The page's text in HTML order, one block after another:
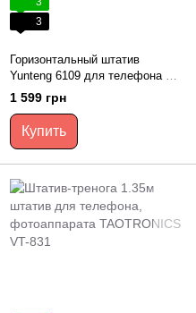
3
Горизонтальный штатив
Yunteng 6109 для телефона и
камеры 178 см с Bluetooth-
пультом и чехлом
1 599 грн
Купить